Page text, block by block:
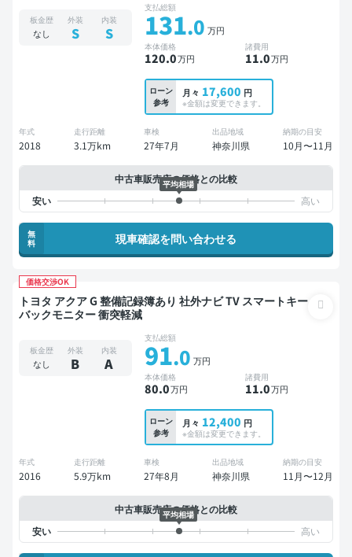
板金歴
なし
外装
S
内装
S
支払総額
131.0 万円
本体価格
120.0万円
諸費用
11.0万円
ローン
参考
月々 17,600 円
※金額は変更できます。
年式
2018
走行距離
3.1万km
車検
27年7月
出品地域
神奈川県
納期の目安
10月〜11月
中古車販売店の価格との比較
平均相場
無
料
現車確認を問い合わせる
価格交渉OK
トヨタ アクア G 整備記録簿あり 社外ナビ TV スマートキー
バックモニター 衝突軽減
板金歴
なし
外装
B
内装
A
支払総額
91.0 万円
本体価格
80.0万円
諸費用
11.0万円
ローン
参考
月々 12,400 円
※金額は変更できます。
年式
2016
走行距離
5.9万km
車検
27年8月
出品地域
神奈川県
納期の目安
11月〜12月
中古車販売店の価格との比較
平均相場